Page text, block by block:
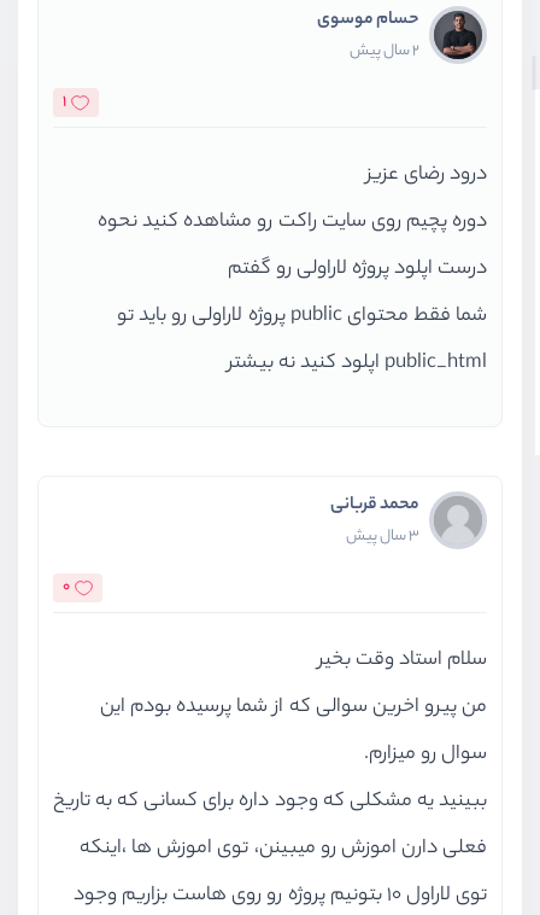
حسام موسوی
2 سال پیش
1
درود رضای عزیز
دوره پچیم روی سایت راکت رو مشاهده کنید نحوه
درست اپلود پروژه لاراولی رو گفتم
شما فقط محتوای public پروژه لاراولی رو باید تو
public_html اپلود کنید نه بیشتر
محمد قربانی
3 سال پیش
0
سلام استاد وقت بخیر
من پیرو اخرین سوالی که از شما پرسیده بودم این
سوال رو میزارم.
ببینید یه مشکلی که وجود داره برای کسانی که به تاریخ
فعلی دارن اموزش رو میبینن، توی اموزش ها ،اینکه
توی لاراول 10 بتونیم پروژه رو روی هاست بزاریم وجود